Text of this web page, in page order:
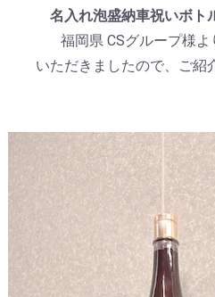
名入れ泡盛納車祝いボト
福岡県 CSグループ様
いただきましたので、ご紹